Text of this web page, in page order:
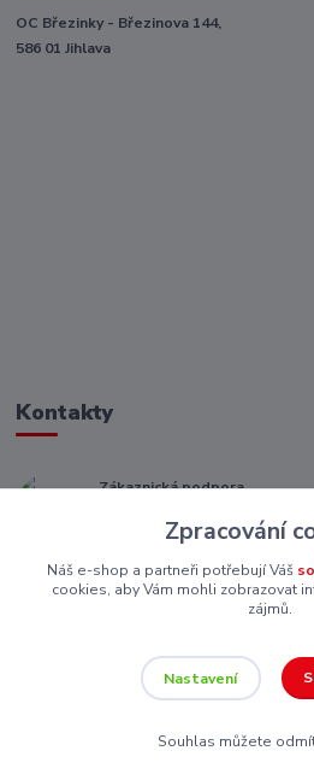
OC Březinky - Březinova 144,
586 01 Jihlava
Kontakty
Zákaznická podpora
(Po-Pá, 8-16 hod.)
eshop@piskutekzs.cz
Vytvořeno na
Zpracování
Náš e-shop a partneři potřebují Váš
cookies, aby Vám mohli zobrazovat
zájmů.
Nastavení
Souhlas můžete